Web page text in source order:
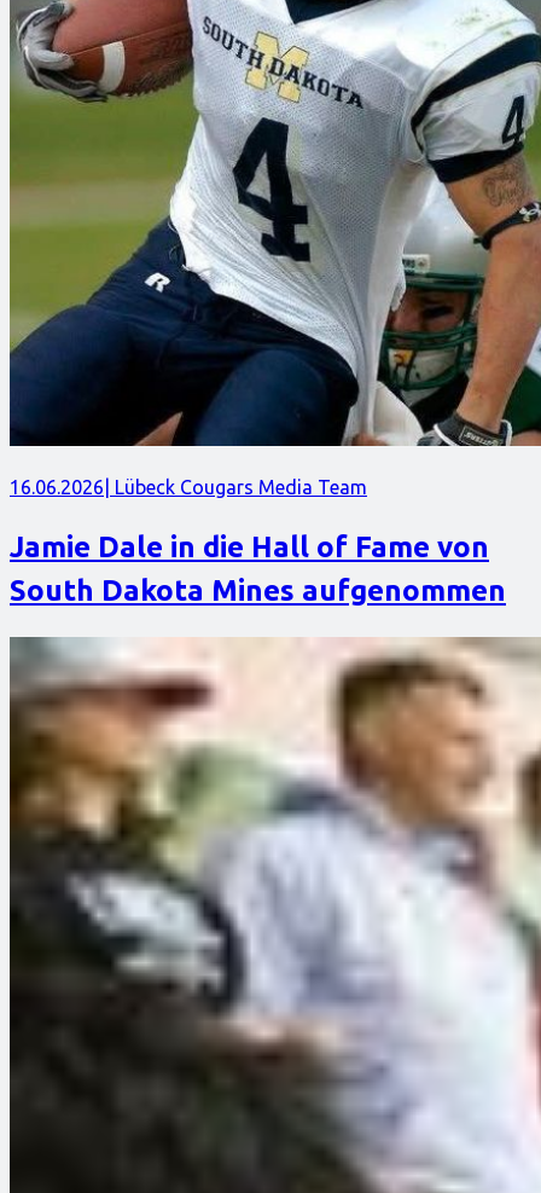
16.06.2026 | Lübeck Cougars Media Team
Jamie Dale in die Hall of Fame von
South Dakota Mines aufgenommen